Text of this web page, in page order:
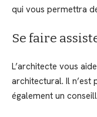
qui vous permettra
Se faire
L’architecte vous
architectural. Il n’est
également un